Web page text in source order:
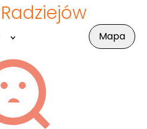
Radziejów
Mapa